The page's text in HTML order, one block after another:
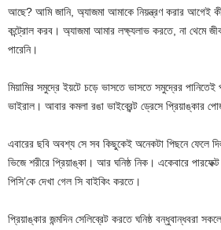
আছে? আমি জানি, অ্যাজমা আমাকে নিয়ন্ত্রণ করার আগেই
কন্ট্রোল করব। অ্যাজমা আমার লক্ষ্যলাভ করতে, না থেমে
পারেনি।
মিয়ামির সমুদ্রে ইয়টে চড়ে ভাসতে ভাসতে সমুদ্রের
ভাইরাল। আবার কমলা রঙা ভাইব্রেন্ট ড্রেসে প্রিয়াঙ্কার
এবারের ছবি অবশ্য সে সব কিছুকেই অনেকটা পিছনে ফেলে
ভিজে শরীরে প্রিয়াঙ্কা। আর ঘনিষ্ঠ নিক। একেবারে
পিসি’কে দেখা গেল সি বাইকিং করতে।
প্রিয়াঙ্কার জন্মদিন সেলিব্রেট করতে ঘনিষ্ঠ বন্ধুবান্ধবরা